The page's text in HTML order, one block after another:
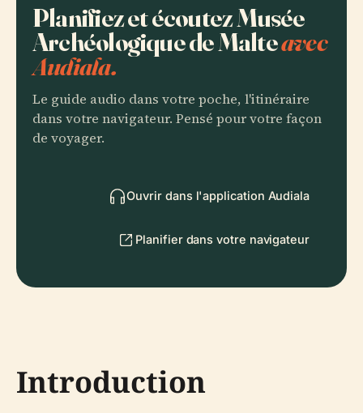
Planifiez et écoutez Musée
Archéologique de Malteavec
Audiala.
Le guide audio dans votre poche, l'itinéraire
dans votre navigateur. Pensé pour votre façon
de voyager.
Ouvrir dans l'application Audiala
Planifier dans votre navigateur
Introduction